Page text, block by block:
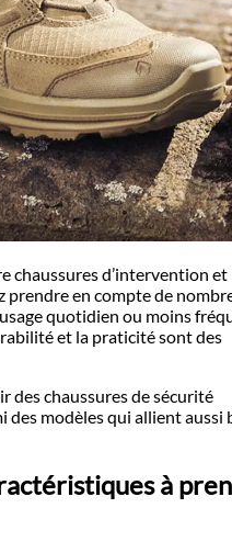
chaussures d’intervention et
prendre en compte de
quotidien ou moins
et la praticité sont des
des chaussures de sécurité
des modèles qui allient aussi
à